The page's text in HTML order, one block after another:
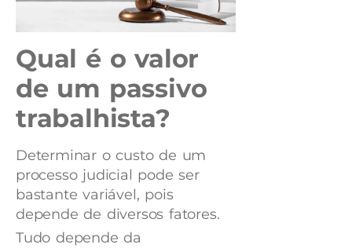
Qual é o valor
de um passivo
trabalhista?
Determinar o custo de um
processo judicial pode ser
bastante variável, pois
depende de diversos fatores.
Tudo depende da